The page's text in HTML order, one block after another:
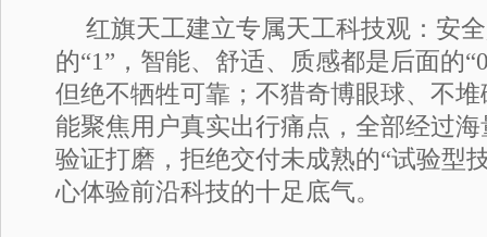
红旗天工建立专属天工科技观：安
的“1”，智能、舒适、质感都是后面的
但绝不牺牲可靠；不猎奇博眼球、不
能聚焦用户真实出行痛点，全部经过
验证打磨，拒绝交付未成熟的“试验型
心体验前沿科技的十足底气。